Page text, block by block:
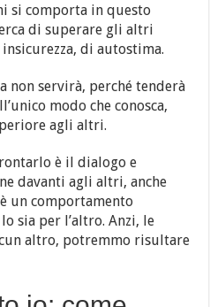
si comporta in questo
di superare gli altri
di autostima.
non servirà, perché tenderà
modo che conosca,
agli altri.
è il dialogo e
davanti agli altri, anche
un comportamento
sia per l’altro. Anzi, le
altro, potremmo risultare